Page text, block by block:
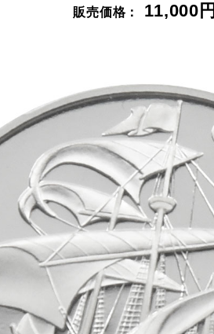
販売価格： 11,000円